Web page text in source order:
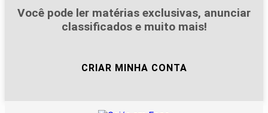
Você pode ler matérias exclusivas, anunciar
classificados e muito mais!
CRIAR MINHA CONTA